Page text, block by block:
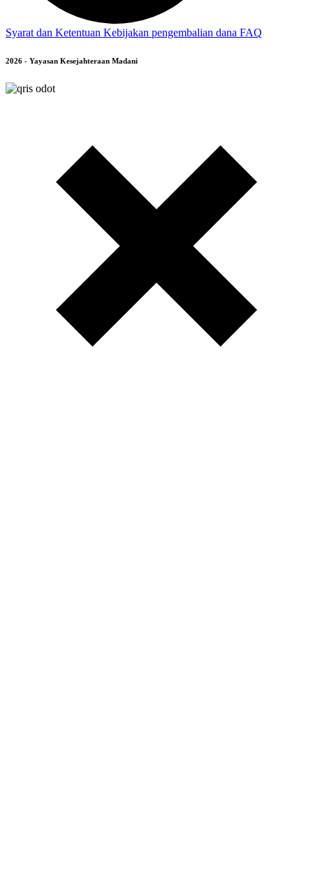
Syarat dan Ketentuan Kebijakan pengembalian dana FAQ
2026 - Yayasan Kesejahteraan Madani